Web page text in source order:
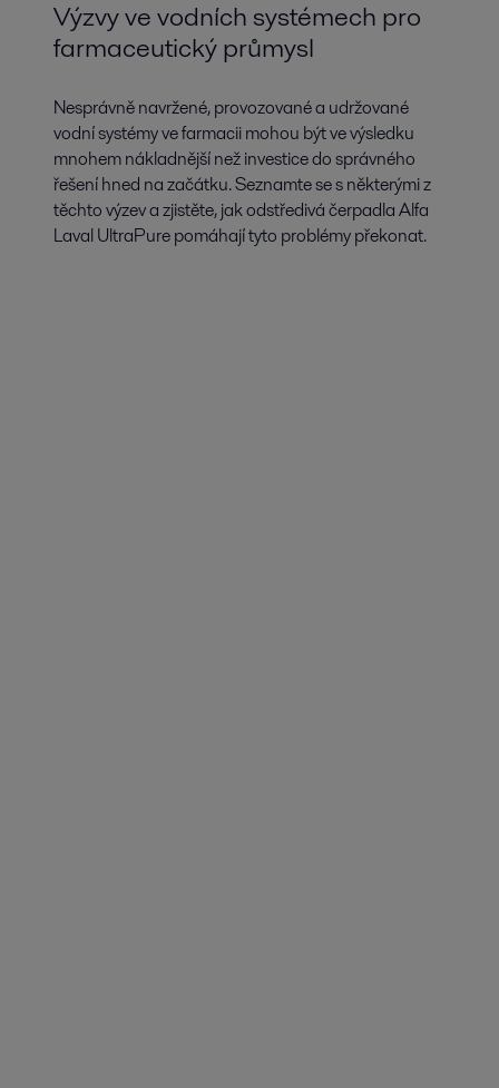
Výzvy ve vodních systémech pro
farmaceutický průmysl
Nesprávně navržené, provozované a udržované
vodní systémy ve farmacii mohou být ve výsledku
mnohem nákladnější než investice do správného
řešení hned na začátku. Seznamte se s některými z
těchto výzev a zjistěte, jak odstředivá čerpadla Alfa
Laval UltraPure pomáhají tyto problémy překonat.